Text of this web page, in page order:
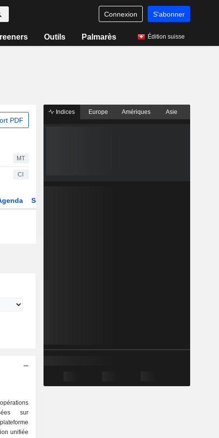
Connexion S'abonner
Outils Palmarès Édition suisse
PDF
MT
CI
Secteur
sur
unifiée
Indices Europe Amériques Asie